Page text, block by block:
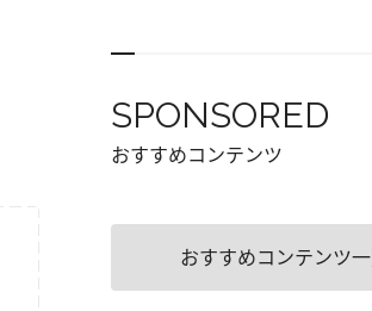
SPONSORED
おすすめコンテンツ
おすすめコンテンツ